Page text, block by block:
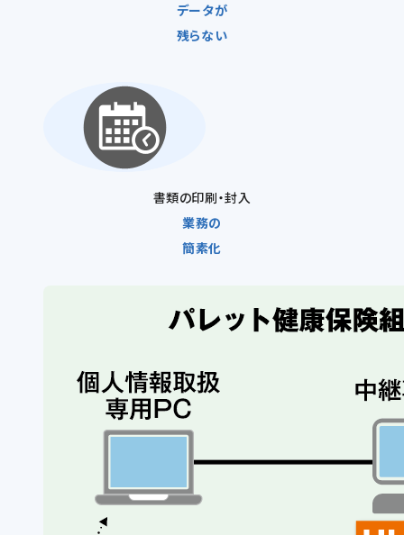
データが
残らない
書類の印刷・封入
業務の
簡素化